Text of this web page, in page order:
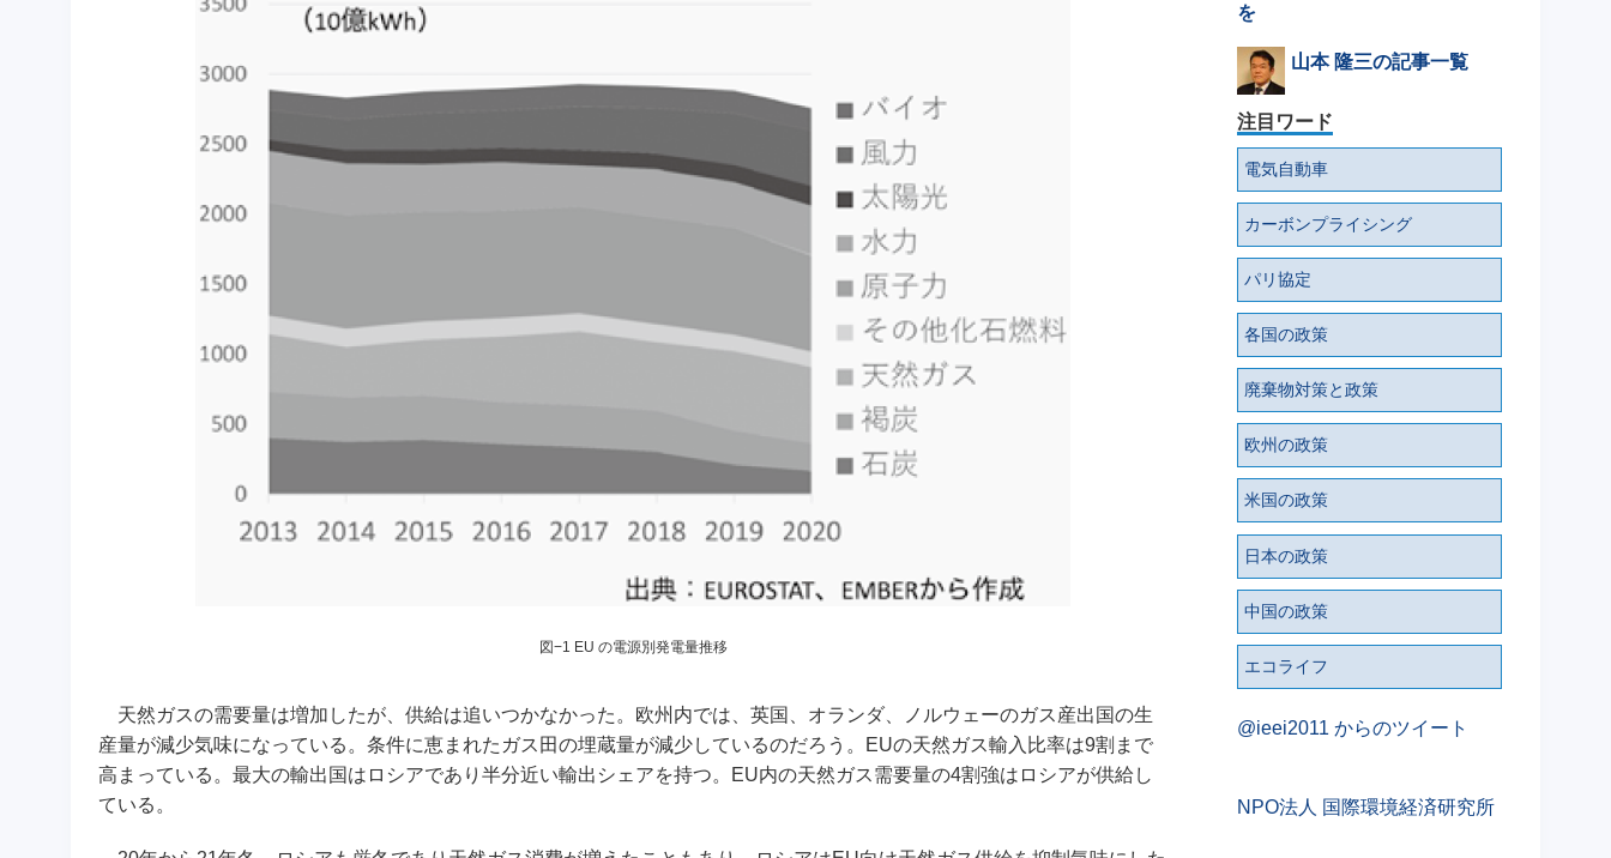
図−1 EU の電源別発電量推移
天然ガスの需要量は増加したが、供給は追いつかなかった。欧州内では、英国、オランダ、ノルウェーのガス産出国の生
産量が減少気味になっている。条件に恵まれたガス田の埋蔵量が減少しているのだろう。EUの天然ガス輸入比率は9割まで
高まっている。最大の輸出国はロシアであり半分近い輸出シェアを持つ。EU内の天然ガス需要量の4割強はロシアが供給し
ている。
を
山本 隆三の記事一覧
注目ワード
電気自動車
カーボンプライシング
パリ協定
各国の政策
廃棄物対策と政策
欧州の政策
米国の政策
日本の政策
中国の政策
エコライフ
@ieei2011 からのツイート
NPO法人 国際環境経済研究所